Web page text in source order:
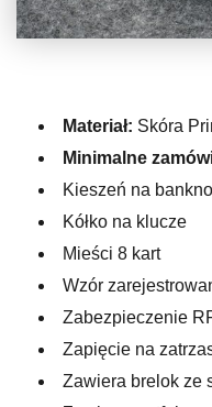
Materiał: Skóra
Minimalne
Kieszeń na
Kółko na klucze
Mieści 8 kart
Wzór
Zabezpieczenie
Zapięcie na
Zawiera brelok ze